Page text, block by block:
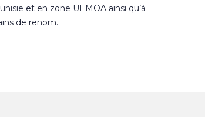
et en zone UEMOA ainsi qu’à
de renom.